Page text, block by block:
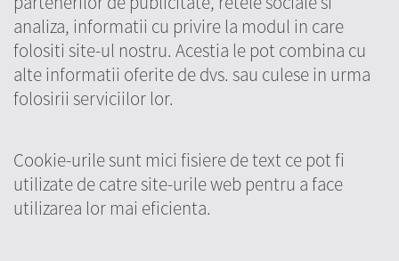
analiza, informatii cu privire la modul in care
folositi site-ul nostru. Acestia le pot combina cu
alte informatii oferite de dvs. sau culese in urma
folosirii serviciilor lor.
Cookie-urile sunt mici fisiere de text ce pot fi
utilizate de catre site-urile web pentru a face
utilizarea lor mai eficienta.